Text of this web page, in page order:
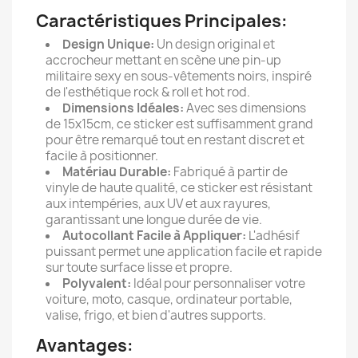
Caractéristiques Principales:
Design Unique: Un design original et
accrocheur mettant en scène une pin-up
militaire sexy en sous-vêtements noirs, inspiré
de l'esthétique rock & roll et hot rod.
Dimensions Idéales:Avec ses dimensions
de 15x15cm, ce sticker est suffisamment grand
pour être remarqué tout en restant discret et
facile à positionner.
Matériau Durable: Fabriqué à partir de
vinyle de haute qualité, ce sticker est résistant
aux intempéries, aux UV et aux rayures,
garantissant une longue durée de vie.
Autocollant Facile à Appliquer: L'adhésif
puissant permet une application facile et rapide
sur toute surface lisse et propre.
Polyvalent: Idéal pour personnaliser votre
voiture, moto, casque, ordinateur portable,
valise, frigo, et bien d'autres supports.
Avantages: